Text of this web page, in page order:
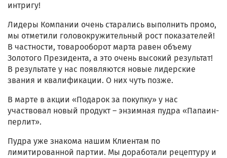
интригу!
Лидеры Компании очень старались выполнить промо,
мы отметили головокружительный рост показателей!
В частности, товарооборот марта равен объему
Золотого Президента, а это очень высокий результат!
В результате у нас появляются новые лидерские
звания и квалификации. О них чуть позже.
В марте в акции «Подарок за покупку» у нас
участвовал новый продукт – энзимная пудра «Папаин-
перлит».
Пудра уже знакома нашим Клиентам по
лимитированной партии. Мы доработали рецептуру и